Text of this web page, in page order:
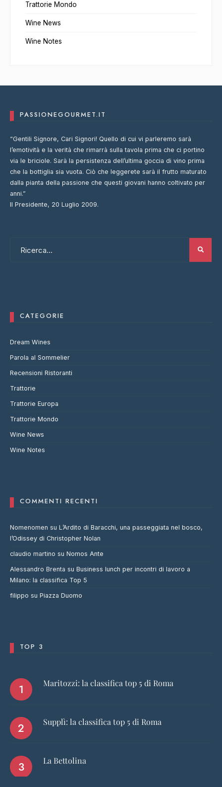
Trattorie Mondo
Wine News
Wine Notes
PASSIONEGOURMET.IT
“Gentili Signore, Cari Signori! Quello di cui vi parleremo sarà
l’emotività e la verità che rimarrà sulla tavola prima che ci portino
via le briciole. Sarà la persistenza dell’ultima goccia di vino prima
che la bottiglia sia vuota. Ciò che leggerete sarà il frutto maturato
dalla pianta della passione che questi giovani hanno coltivato per
anni.”
Il Presidente, 20 Luglio 2009.
CATEGORIE
Dream Wines
Parola al Sommelier
Recensioni Ristoranti
Trattorie
Trattorie Europa
Trattorie Mondo
Wine News
Wine Notes
COMMENTI RECENTI
Nomenomen su L’Ardito di Baracchi, una passeggiata nel bosco,
l’Odissey di Christopher Nolan
claudio martino su Nomos Ante
Alessandro Brenta su Business lunch per incontri di lavoro a
Milano: la classifica Top 5
filippo su Piazza Duomo
TOP 3
Maritozzi: la classifica top 5 di Roma
Supplì: la classifica top 5 di Roma
La Bettolina